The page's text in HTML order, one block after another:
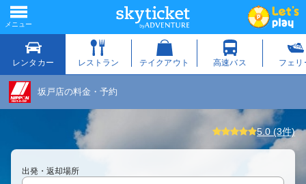
坂戸店の料金・予約
5.0 (3件)
出発・返却場所